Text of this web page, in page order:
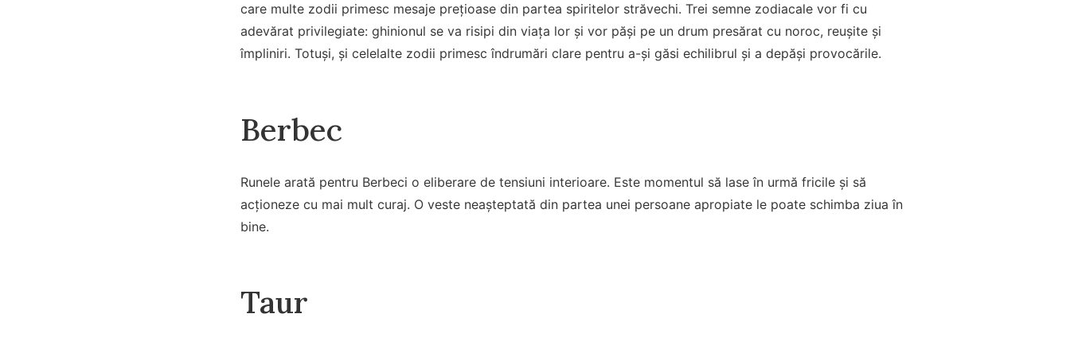
care multe zodii primesc mesaje prețioase din partea spiritelor străvechi. Trei semne zodiacale vor fi cu
adevărat privilegiate: ghinionul se va risipi din viața lor și vor păși pe un drum presărat cu noroc, reușite și
împliniri. Totuși, și celelalte zodii primesc îndrumări clare pentru a-și găsi echilibrul și a depăși provocările.
Berbec
Runele arată pentru Berbeci o eliberare de tensiuni interioare. Este momentul să lase în urmă fricile și să
acționeze cu mai mult curaj. O veste neașteptată din partea unei persoane apropiate le poate schimba ziua în
bine.
Taur